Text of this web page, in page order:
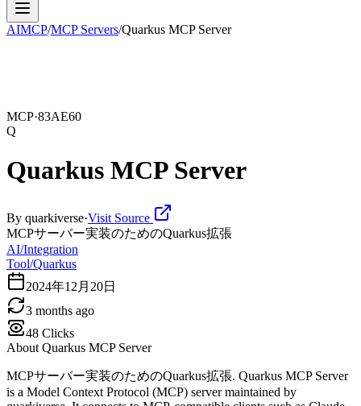
AIMCP/MCP Servers/Quarkus MCP Server
MCP·83AE60
Q
Quarkus MCP Server
By quarkiverse·Visit Source
MCPサーバー実装のためのQuarkus拡張
AI/Integration
Tool/Quarkus
2024年12月20日
3 months ago
48 Clicks
About Quarkus MCP Server
MCPサーバー実装のためのQuarkus拡張. Quarkus MCP Server
is a Model Context Protocol (MCP) server maintained by